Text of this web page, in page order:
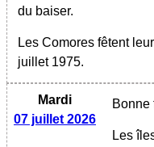
du baiser.
Les Comores fêtent
juillet 1975.
Mardi
07 juillet 2026
Bonne
Les